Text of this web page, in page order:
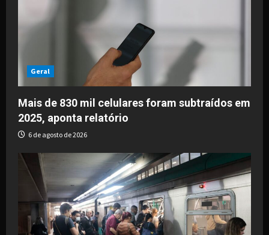
Geral
Mais de 830 mil celulares foram subtraídos em
2025, aponta relatório
6 de agosto de 2026